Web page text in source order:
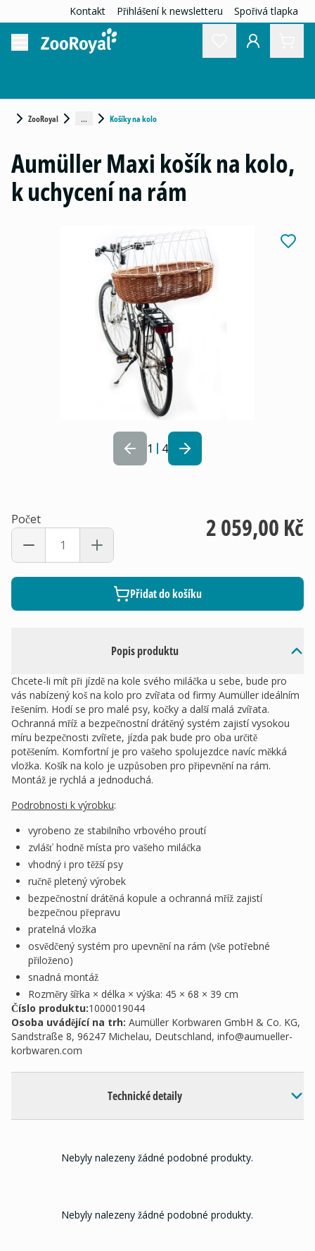
Kontakt Přihlášení k newsletteru Spořivá tlapka
ZooRoyal ... Košíky na kolo
1 4
Popis produktu
Chcete-li mít při jízdě na kole svého miláčka u sebe, bude pro
vás nabízený koš na kolo pro zvířata od firmy Aumüller ideálním
řešením. Hodí se pro malé psy, kočky a další malá zvířata.
Ochranná mříž a bezpečnostní drátěný systém zajistí vysokou
míru bezpečnosti zvířete, jízda pak bude pro oba určitě
potěšením. Komfortní je pro vašeho spolujezdce navíc měkká
vložka. Košík na kolo je uzpůsoben pro připevnění na rám.
Montáž je rychlá a jednoduchá.
Podrobnosti k výrobku:
vyrobeno ze stabilního vrbového proutí
zvlášť hodně místa pro vašeho miláčka
vhodný i pro těžší psy
ručně pletený výrobek
bezpečnostní drátěná kopule a ochranná mříž zajistí
bezpečnou přepravu
pratelná vložka
osvědčený systém pro upevnění na rám (vše potřebné
přiloženo)
snadná montáž
Rozměry šířka × délka × výška: 45 × 68 × 39 cm
Číslo produktu:1000019044
Osoba uvádějící na trh: Aumüller Korbwaren GmbH & Co. KG,
Sandstraße 8, 96247 Michelau, Deutschland, info@aumueller-
korbwaren.com
Technické detaily
Aumüller Maxi košík na kolo,
k uchycení na rám
Počet 2 059,00 Kč
Přidat do košíku
Nebyly nalezeny žádné podobné produkty.
Nebyly nalezeny žádné podobné produkty.